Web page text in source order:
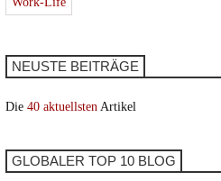
NEUSTE BEITRÄGE
Die 40 aktuellsten Artikel
GLOBALER TOP 10 BLOG